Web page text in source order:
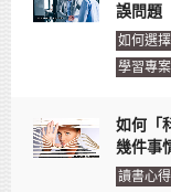
誤問題
如何選擇
學習專
如何「
幾件事
讀書心得